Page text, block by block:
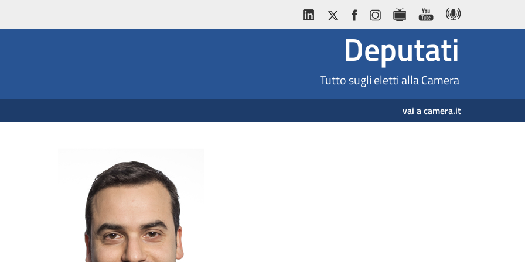
Deputati
Tutto sugli eletti alla Camera
vai a camera.it